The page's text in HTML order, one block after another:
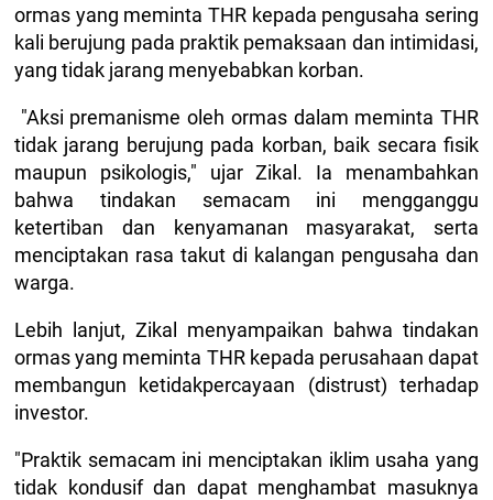
ormas yang meminta THR kepada pengusaha sering
kali berujung pada praktik pemaksaan dan intimidasi,
yang tidak jarang menyebabkan korban.
"Aksi premanisme oleh ormas dalam meminta THR
tidak jarang berujung pada korban, baik secara fisik
maupun psikologis," ujar Zikal. Ia menambahkan
bahwa tindakan semacam ini mengganggu
ketertiban dan kenyamanan masyarakat, serta
menciptakan rasa takut di kalangan pengusaha dan
warga.
Lebih lanjut, Zikal menyampaikan bahwa tindakan
ormas yang meminta THR kepada perusahaan dapat
membangun ketidakpercayaan (distrust) terhadap
investor.
"Praktik semacam ini menciptakan iklim usaha yang
tidak kondusif dan dapat menghambat masuknya